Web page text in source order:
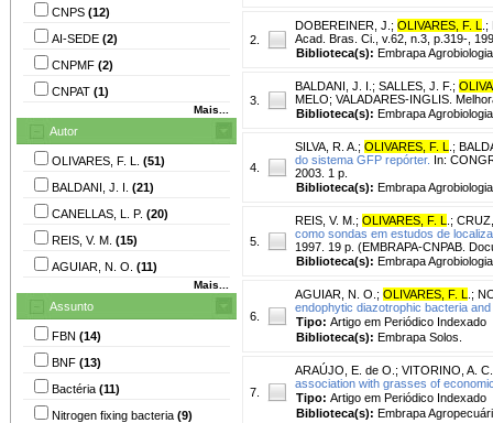
CNPS (12)
AI-SEDE (2)
CNPMF (2)
CNPAT (1)
Mais...
Autor
OLIVARES, F. L. (51)
BALDANI, J. I. (21)
CANELLAS, L. P. (20)
REIS, V. M. (15)
AGUIAR, N. O. (11)
Mais...
Assunto
FBN (14)
BNF (13)
Bactéria (11)
Nitrogen fixing bacteria (9)
2.
DOBEREINER, J. ; OLIVARES, F. L ;
Acad. Bras. Ci., v.62, n.3, p.319-,
Biblioteca(s): Embrapa
3.
BALDANI, J. I. ; SALLES, J. F. ;
MELO; VALADARES-INGLIS.
Biblioteca(s): Embrapa
4.
SILVA, R. A. ; OLIVARES, F. L ;
do sistema GFP repórter. In:
2003. 1 p.
Biblioteca(s): Embrapa
5.
REIS, V. M. ; OLIVARES, F. L ;
como sondas em estudos de
1997. 19 p. (EMBRAPA-CNPAB.
Biblioteca(s): Embrapa
6.
AGUIAR, N. O. ; OLIVARES, F. L ;
endophytic diazotrophic bacteria
Tipo: Artigo em Periódico Indexado
Biblioteca(s): Embrapa Solos.
7.
ARAÚJO, E. de O. ; VITORINO, A.
association with grasses of
Tipo: Artigo em Periódico Indexado
Biblioteca(s): Embrapa